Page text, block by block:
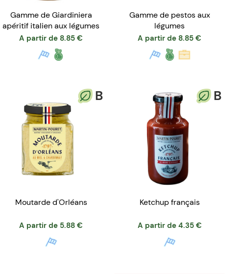
Gamme de Giardiniera
apéritif italien aux légumes
A partir de 8.85 €
Gamme de pestos aux
légumes
A partir de 8.85 €
B
Moutarde d'Orléans
A partir de 5.88 €
B
Ketchup français
A partir de 4.35 €